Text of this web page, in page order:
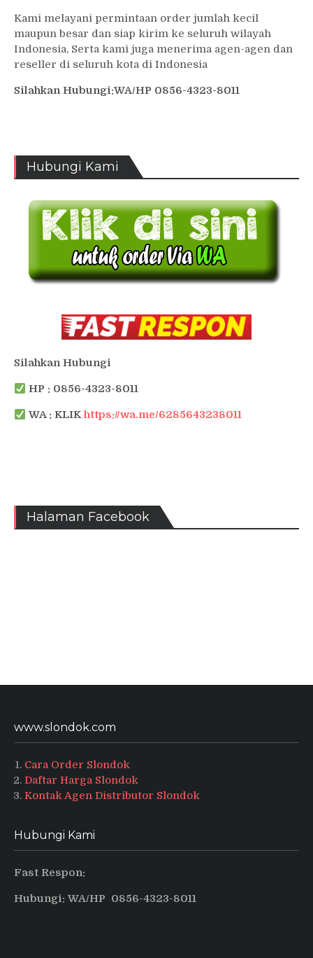
Kami melayani permintaan order jumlah kecil
maupun besar dan siap kirim ke seluruh wilayah
Indonesia, Serta kami juga menerima agen-agen dan
reseller di seluruh kota di Indonesia
Silahkan Hubungi:WA/HP 0856-4323-8011
Hubungi Kami
Silahkan Hubungi
HP : 0856-4323-8011
WA : KLIKhttps://wa.me/6285643238011
Halaman Facebook
www.slondok.com
Cara Order Slondok
Daftar Harga Slondok
Kontak Agen Distributor Slondok
Hubungi Kami
Fast Respon:
Hubungi: WA/HP 0856-4323-8011